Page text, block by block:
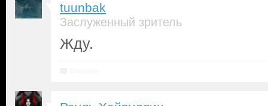
tuunbak
Заслуженный зритель
Жду.